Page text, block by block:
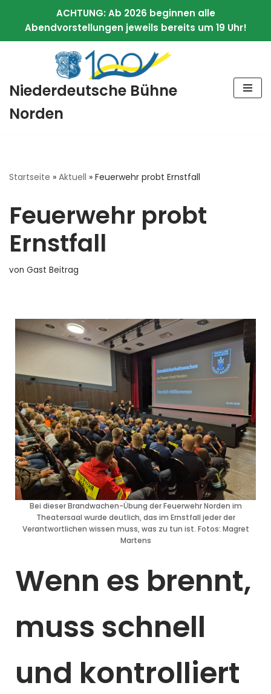
ACHTUNG: Ab 2026 beginnen alle
Abendvorstellungen jeweils bereits um 19 Uhr!
Inhalt
Niederdeutsche Bühne
Norden
Startseite » Aktuell » Feuerwehr probt Ernstfall
Feuerwehr probt
Ernstfall
von Gast Beitrag
Bei dieser Brandwachen-Übung der Feuerwehr Norden im
Theatersaal wurde deutlich, das im Ernstfall jeder der
Verantwortlichen wissen muss, was zu tun ist. Fotos: Magret
Martens
Wenn es brennt,
muss schnell
und kontrolliert